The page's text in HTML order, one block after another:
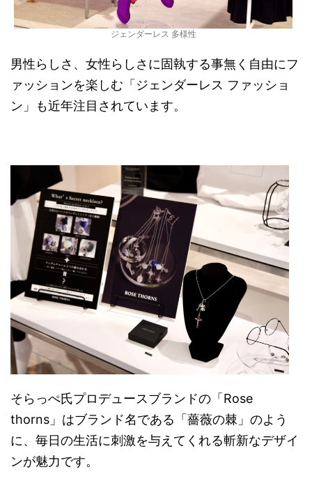
ジェンダーレス 多様性
男性らしさ、女性らしさに固執する事無く自由にフ
ァッションを楽しむ「ジェンダーレス ファッショ
ン」も近年注目されています。
そらっぺ氏プロデュースブランドの「Rose
thorns」はブランド名である「薔薇の棘」のよう
に、毎日の生活に刺激を与えてくれる斬新なデザイ
ンが魅力です。